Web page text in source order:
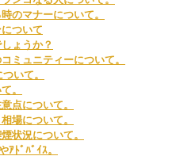
のマナーについて。
ついて
ょうか？
ミュニティーについて。
いて。
。
点について。
場について。
状況について。
ｱﾄﾞﾊﾞｲｽ。